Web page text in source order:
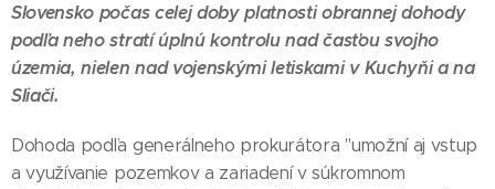
Slovensko počas celej doby platnosti obrannej dohody
podľa neho stratí úplnú kontrolu nad časťou svojho
územia, nielen nad vojenskými letiskami v Kuchyňi a na
Sliači.
Dohoda podľa generálneho prokurátora "umožní aj vstup
a využívanie pozemkov a zariadení v súkromnom